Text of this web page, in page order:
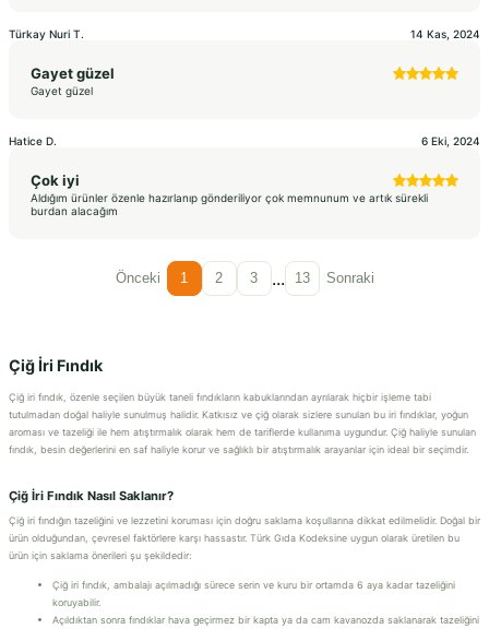
Türkay Nuri T. 14 Kas, 2024
Gayet güzel
Gayet güzel
Hatice D. 6 Eki, 2024
Çok iyi
Aldığım ürünler özenle hazırlanıp gönderiliyor çok memnunum ve artık sürekli
burdan alacağım
Önceki 1 2 3 ... 13 Sonraki
Çiğ İri Fındık
Çiğ iri fındık, özenle seçilen büyük taneli fındıkların kabuklarından ayrılarak hiçbir işleme tabi
tutulmadan doğal haliyle sunulmuş halidir. Katkısız ve çiğ olarak sizlere sunulan bu iri fındıklar, yoğun
aroması ve tazeliği ile hem atıştırmalık olarak hem de tariflerde kullanıma uygundur. Çiğ haliyle sunulan
fındık, besin değerlerini en saf haliyle korur ve sağlıklı bir atıştırmalık arayanlar için ideal bir seçimdir.
Çiğ İri Fındık Nasıl Saklanır?
Çiğ iri fındığın tazeliğini ve lezzetini koruması için doğru saklama koşullarına dikkat edilmelidir. Doğal bir
ürün olduğundan, çevresel faktörlere karşı hassastır. Türk Gıda Kodeksine uygun olarak üretilen bu
ürün için saklama önerileri şu şekildedir:
Çiğ iri fındık, ambalajı açılmadığı sürece serin ve kuru bir ortamda 6 aya kadar tazeliğini
koruyabilir.
Açıldıktan sonra fındıklar hava geçirmez bir kapta ya da cam kavanozda saklanarak tazeliğini